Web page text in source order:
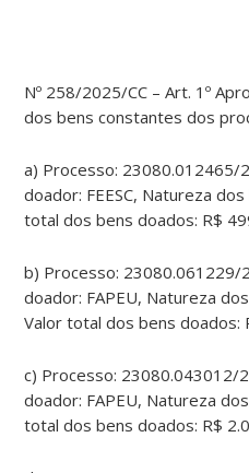
Nº 258/2025/CC – Art. 1º
dos bens constantes dos
a) Processo: 23080.012465/
doador: FEESC, Natureza
total dos bens doados: R$
b) Processo: 23080.061229/
doador: FAPEU, Natureza
Valor total dos bens doados:
c) Processo: 23080.043012/
doador: FAPEU, Natureza
total dos bens doados: R$